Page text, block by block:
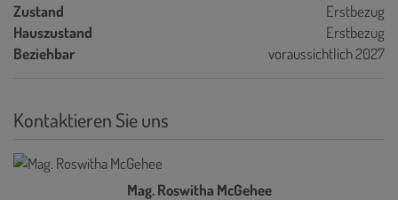
Zustand
Erstbezug
Hauszustand
Erstbezug
Beziehbar
voraussichtlich 2027
Kontaktieren Sie uns
Mag. Roswitha McGehee